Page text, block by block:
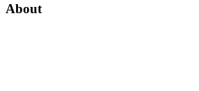
About